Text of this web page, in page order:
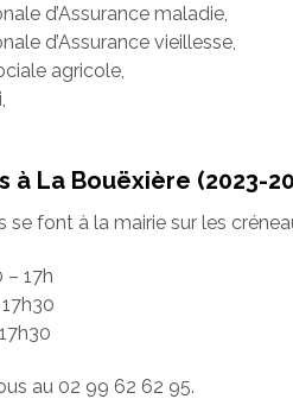
d’Assurance maladie,
d’Assurance vieillesse,
agricole,
à La Bouëxière (2023-
se font à la mairie sur les
– 17h
au 02 99 62 62 95.